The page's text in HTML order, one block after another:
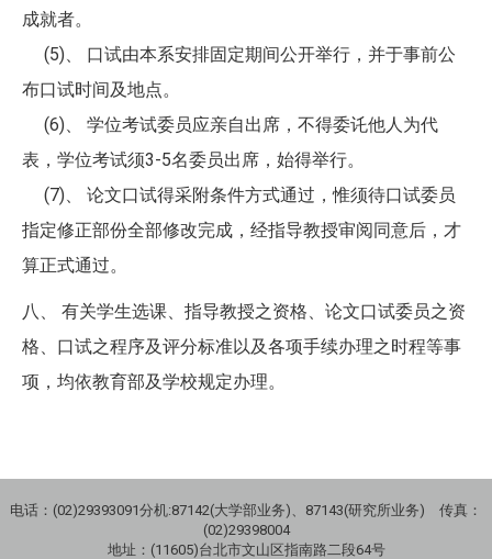
成就者。
(5)、 口试由本系安排固定期间公开举行，并于事前公
布口试时间及地点。
(6)、 学位考试委员应亲自出席，不得委讬他人为代
表，学位考试须3-5名委员出席，始得举行。
(7)、 论文口试得采附条件方式通过，惟须待口试委员
指定修正部份全部修改完成，经指导教授审阅同意后，才
算正式通过。
八、 有关学生选课、指导教授之资格、论文口试委员之资
格、口试之程序及评分标准以及各项手续办理之时程等事
项，均依教育部及学校规定办理。
电话：(02)29393091分机:87142(大学部业务)、87143(研究所业务) 传真：
(02)29398004
地址：(11605)台北市文山区指南路二段64号